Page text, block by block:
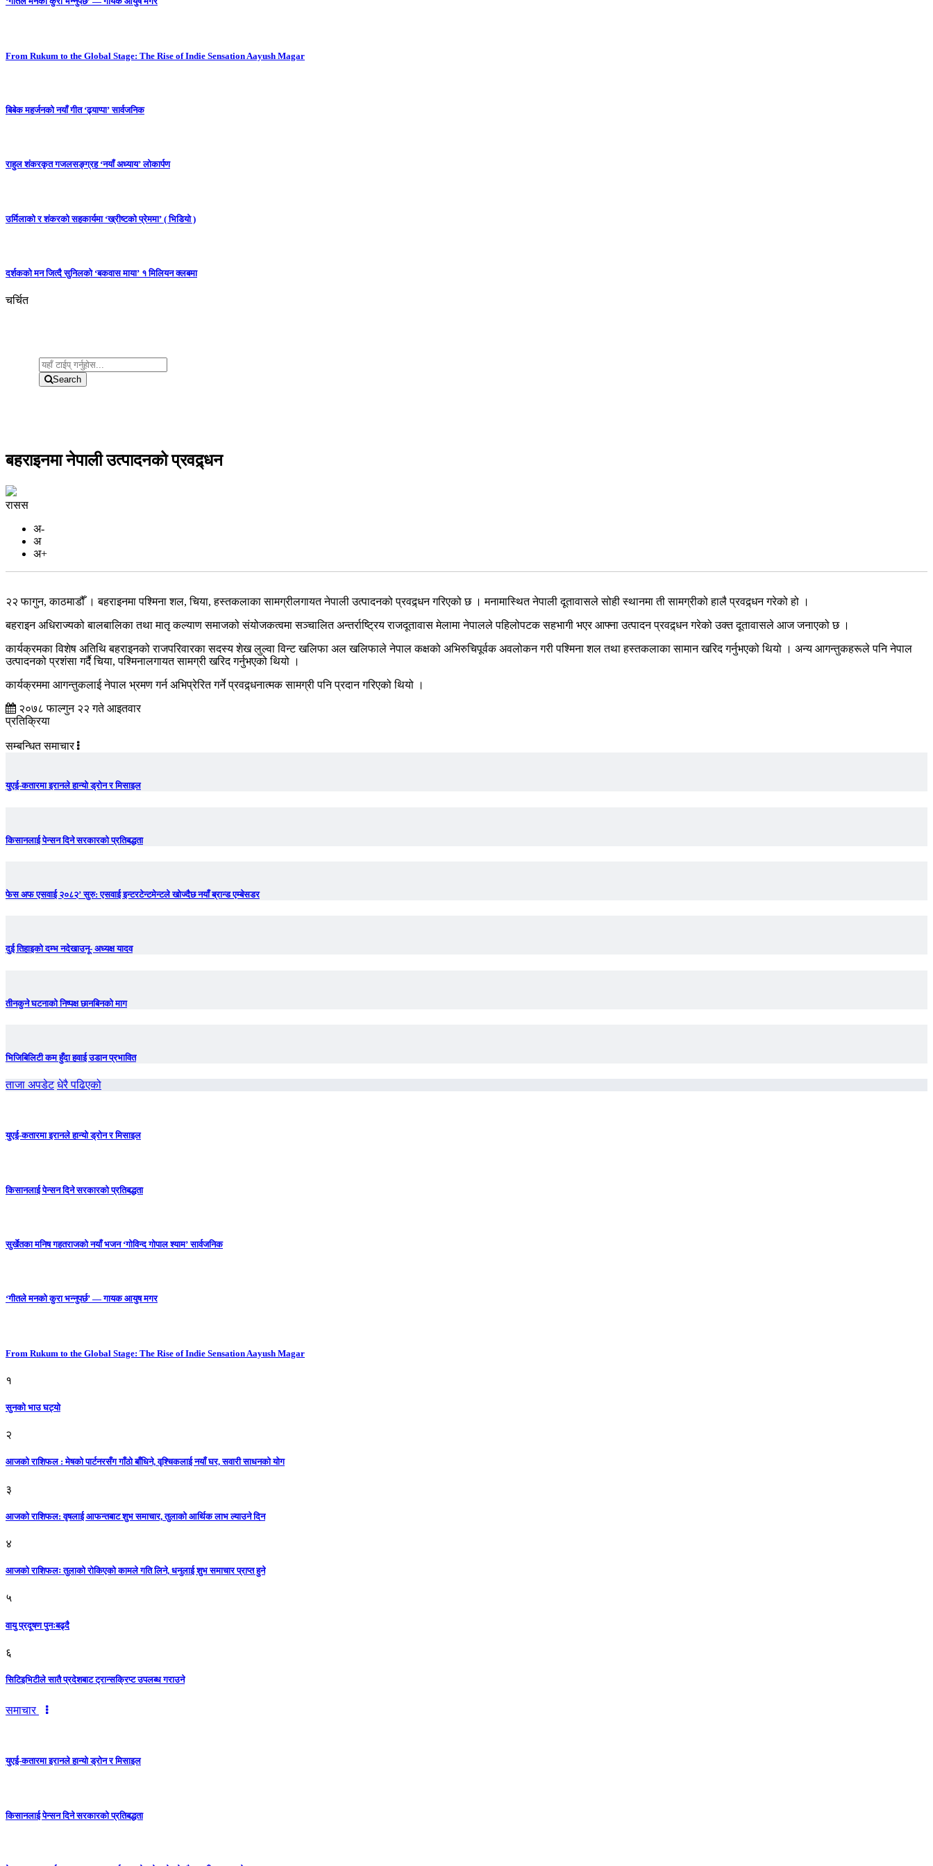
From Rukum to the Global Stage: The Rise of Indie Sensation Aayush Magar
बिबेक महर्जनको नयाँ गीत ‘ढ्याप्पा’ सार्वजनिक
राहुल शंकरकृत गजलसङ्ग्रह ‘नयाँ अध्याय’ लोकार्पण
उर्मिलाको र शंकरको सहकार्यमा ‘ख्रीष्टको प्रेममा’ ( भिडियो )
दर्शकको मन जित्दै सुनिलको ‘बकवास माया’ १ मिलियन क्लबमा
चर्चित
Search
बहराइनमा नेपाली उत्पादनको प्रवद्र्धन
रासस
अ-
अ
अ+
२२ फागुन, काठमाडौँ । बहराइनमा पश्मिना शल, चिया, हस्तकलाका सामग्रीलगायत नेपाली उत्पादनको प्रवद्र्धन गरिएको छ । मनामास्थित नेपाली दूतावासले सोही स्थानमा ती सामग्रीको हालै प्रवद्र्धन गरेको हो ।
बहराइन अधिराज्यको बालबालिका तथा मातृ कल्याण समाजको संयोजकत्वमा सञ्चालित अन्तर्राष्ट्रिय राजदूतावास मेलामा नेपालले पहिलोपटक सहभागी भएर आफ्ना उत्पादन प्रवद्र्धन गरेको उक्त दूतावासले आज जनाएको छ ।
कार्यक्रमका विशेष अतिथि बहराइनको राजपरिवारका सदस्य शेख लुल्वा विन्ट खलिफा अल खलिफाले नेपाल कक्षको अभिरुचिपूर्वक अवलोकन गरी पश्मिना शल तथा हस्तकलाका सामान खरिद गर्नुभएको थियो । अन्य आगन्तुकहरूले पनि नेपाल
उत्पादनको प्रशंसा गर्दै चिया, पश्मिनालगायत सामग्री खरिद गर्नुभएको थियो ।
कार्यक्रममा आगन्तुकलाई नेपाल भ्रमण गर्न अभिप्रेरित गर्ने प्रवद्र्धनात्मक सामग्री पनि प्रदान गरिएको थियो ।
२०७८ फाल्गुन २२ गते आइतवार
प्रतिक्रिया
सम्बन्धित समाचार
युएई-कतारमा इरानले हान्यो ड्रोन र मिसाइल
किसानलाई पेन्सन दिने सरकारको प्रतिबद्धता
फेस अफ एसवाई २०८२’ सुरु: एसवाई इन्टरटेन्टमेन्टले खोज्दैछ नयाँ ब्रान्ड एम्बेसडर
दुई तिहाइको दम्भ नदेखाउनू- अध्यक्ष यादव
तीनकुने घटनाकाे निष्पक्ष छानबिनकाे माग
भिजिबिलिटी कम हुँदा हवाई उडान प्रभावित
ताजा अपडेट धेरै पढिएको
युएई-कतारमा इरानले हान्यो ड्रोन र मिसाइल
किसानलाई पेन्सन दिने सरकारको प्रतिबद्धता
सुर्खेतका मनिष गहतराजको नयाँ भजन ‘गोविन्द गोपाल श्याम’ सार्वजनिक
‘गीतले मनको कुरा भन्नुपर्छ’ — गायक आयुष मगर
From Rukum to the Global Stage: The Rise of Indie Sensation Aayush Magar
१
सुनको भाउ घट्याे
२
आजको राशिफल : मेषको पार्टनरसँग गाँठो बाँधिने, वृश्चिकलाई नयाँ घर, सवारी साधनकाे याेग
३
आजकाे राशिफल: वृषलाई आफन्तबाट शुभ समाचार, तुलाकाे आर्थिक लाभ ल्याउने दिन
४
आजको राशिफलः तुलाकाे रोकिएको कामले गति लिने, धनुलाई शुभ समाचार प्राप्त हुने
५
वायु प्रदूषण पुनःबढ्दै
६
सिटिइभिटीले सातै प्रदेशबाट ट्रान्सक्रिप्ट उपलब्ध गराउने
समाचार
युएई-कतारमा इरानले हान्यो ड्रोन र मिसाइल
किसानलाई पेन्सन दिने सरकारको प्रतिबद्धता